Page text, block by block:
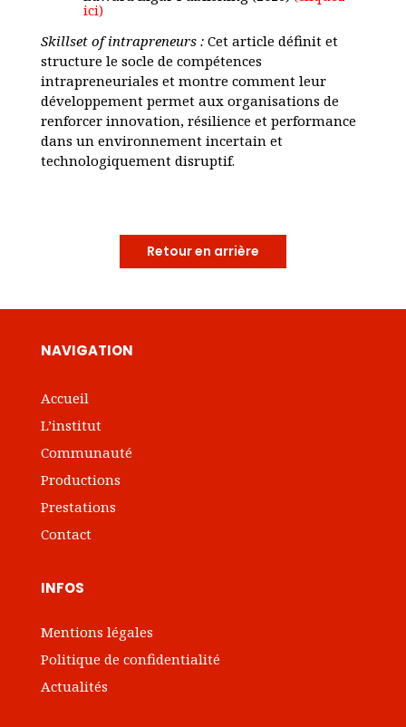
ici)
Skillset of intrapreneurs :Cet article définit et
structure le socle de compétences
intrapreneuriales et montre comment leur
développement permet aux organisations de
renforcer innovation, résilience et performance
dans un environnement incertain et
technologiquement disruptif.
Retour en arrière
NAVIGATION
Accueil
L’institut
Communauté
Productions
Prestations
Contact
INFOS
Mentions légales
Politique de confidentialité
Actualités